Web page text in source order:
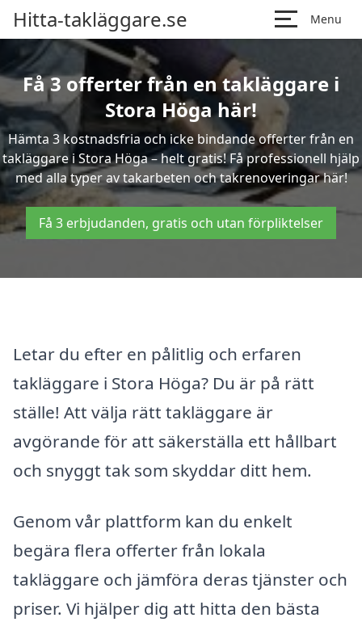
Hitta-takläggare.se Menu
Få 3 offerter från en takläggare i
Stora Höga här!
Hämta 3 kostnadsfria och icke bindande offerter från en
takläggare i Stora Höga – helt gratis! Få professionell hjälp
med alla typer av takarbeten och takrenoveringar här!
Få 3 erbjudanden, gratis och utan förpliktelser
Letar du efter en pålitlig och erfaren
takläggare i Stora Höga? Du är på rätt
ställe! Att välja rätt takläggare är
avgörande för att säkerställa ett hållbart
och snyggt tak som skyddar ditt hem.
Genom vår plattform kan du enkelt
begära flera offerter från lokala
takläggare och jämföra deras tjänster och
priser. Vi hjälper dig att hitta den bästa